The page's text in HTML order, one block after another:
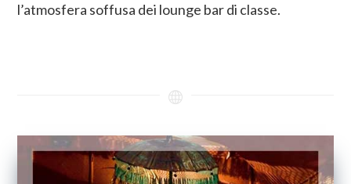
l’atmosfera soffusa dei lounge bar di classe.